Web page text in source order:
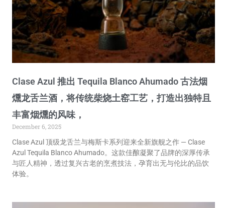
Clase Azul 推出 Tequila Blanco Ahumado 古法烟
燻龙舌兰酒，将传统柴烧土窑工艺，打造出独特且
丰富烟燻的风味，
December 6, 2025
Clase Azul 顶级龙舌兰与梅斯卡系列迎来全新旗舰之作 — Clase
Azul Tequila Blanco Ahumado。这款佳酿凝聚了品牌的深厚传承
与匠人精神，透过复兴古老的烹煮技法，孕育出无与伦比的品饮
体验。